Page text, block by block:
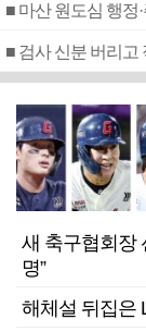
■ 마산 원도심 행정
새 축구협회장
명”
해체설 뒤집은